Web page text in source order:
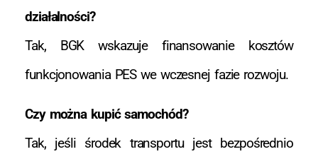
działalności?
Tak, BGK wskazuje finansowanie kosztów
funkcjonowania PES we wczesnej fazie rozwoju.
Czy można kupić samochód?
Tak, jeśli środek transportu jest bezpośrednio